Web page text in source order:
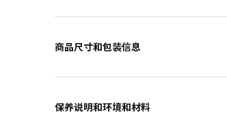
商品尺寸和包装信息
保养说明和环境和材料